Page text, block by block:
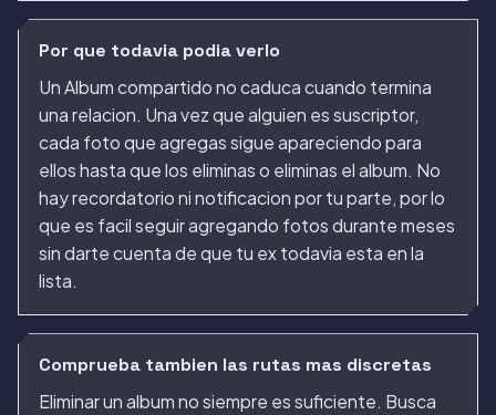
Por que todavia podia verlo
Un Album compartido no caduca cuando termina
una relacion. Una vez que alguien es suscriptor,
cada foto que agregas sigue apareciendo para
ellos hasta que los eliminas o eliminas el album. No
hay recordatorio ni notificacion por tu parte, por lo
que es facil seguir agregando fotos durante meses
sin darte cuenta de que tu ex todavia esta en la
lista.
Comprueba tambien las rutas mas discretas
Eliminar un album no siempre es suficiente. Busca